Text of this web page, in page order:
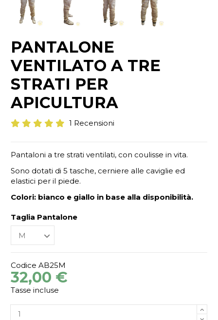
PANTALONE
VENTILATO A TRE
STRATI PER
APICULTURA
1 Recensioni
Pantaloni a tre strati ventilati, con coulisse in vita.
Sono dotati di 5 tasche, cerniere alle caviglie ed
elastici per il piede.
Colori: bianco e giallo in base alla disponibilità.
Taglia Pantalone
Codice AB25M
32,00 €
Tasse incluse